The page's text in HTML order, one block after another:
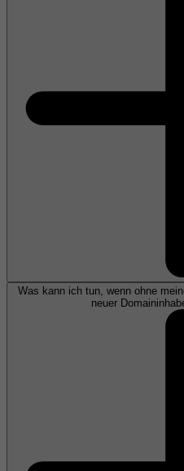
Was kann ich tun, wenn ohne
neuer